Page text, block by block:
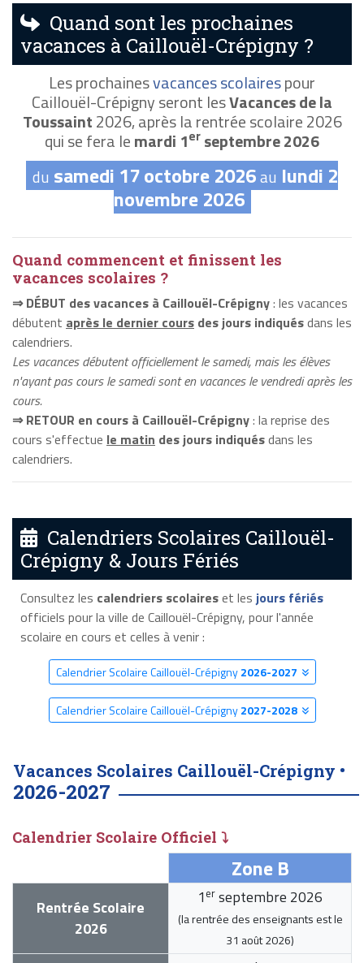
Quand sont les prochaines
vacances à Caillouël-Crépigny ?
Les prochainesvacances scolairespour
Caillouël-Crépigny seront lesVacances de la
Toussaint2026, après la rentrée scolaire 2026
qui se fera lemardi 1er septembre 2026
du samedi 17 octobre 2026au lundi 2
novembre 2026
Quand commencent et finissent les
vacances scolaires ?
⇒ DÉBUT des vacances à Caillouël-Crépigny: les vacances
débutent après le dernier cours des jours indiquésdans les
calendriers.
Les vacances débutent officiellement le samedi, mais les élèves
n'ayant pas cours le samedi sont en vacances le vendredi après les
cours.
⇒ RETOUR en cours à Caillouël-Crépigny: la reprise des
cours s'effectue le matin des jours indiquésdans les
calendriers.
Calendriers Scolaires Caillouël-
Crépigny & Jours Fériés
Consultez les calendriers scolaireset les jours fériés
officiels pour la ville de Caillouël-Crépigny, pour l'année
scolaire en cours et celles à venir :
Calendrier Scolaire Caillouël-Crépigny2026-2027
Calendrier Scolaire Caillouël-Crépigny2027-2028
Vacances Scolaires Caillouël-Crépigny •
2026-2027
Calendrier Scolaire Officiel ⤵
Zone B
Rentrée Scolaire
2026
1 er septembre 2026
(la rentrée des enseignants est le
31 août 2026)